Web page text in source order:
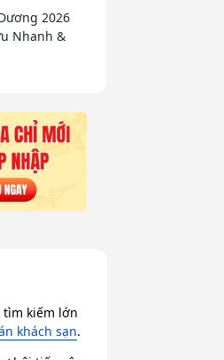
2026
Nhanh &
tìm kiếm lớn
khách sạn.